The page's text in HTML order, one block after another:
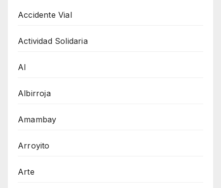
Accidente Vial
Actividad Solidaria
AI
Albirroja
Amambay
Arroyito
Arte